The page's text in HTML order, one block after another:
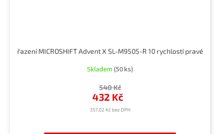
řazení MICROSHIFT Advent X SL-M9505-R 10 rychlostí pravé
Skladem (50 ks)
357,02 Kč bez DPH
432 Kč
540 Kč